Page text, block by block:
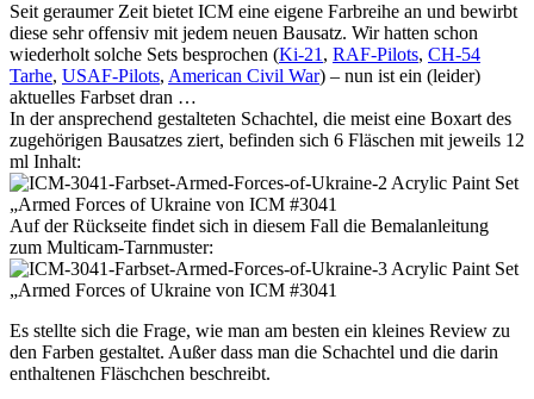
Seit geraumer Zeit bietet ICM eine eigene Farbreihe an und bewirbt
diese sehr offensiv mit jedem neuen Bausatz. Wir hatten schon
wiederholt solche Sets besprochen (Ki-21, RAF-Pilots, CH-54
Tarhe, USAF-Pilots, American Civil War) – nun ist ein (leider)
aktuelles Farbset dran …
In der ansprechend gestalteten Schachtel, die meist eine Boxart des
zugehörigen Bausatzes ziert, befinden sich 6 Fläschen mit jeweils 12
ml Inhalt:
Auf der Rückseite findet sich in diesem Fall die Bemalanleitung
zum Multicam-Tarnmuster:
Es stellte sich die Frage, wie man am besten ein kleines Review zu
den Farben gestaltet. Außer dass man die Schachtel und die darin
enthaltenen Fläschchen beschreibt.